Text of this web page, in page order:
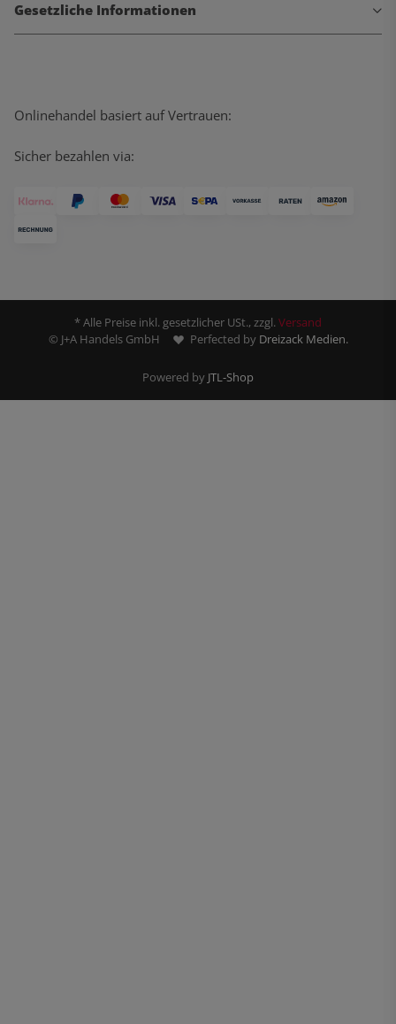
Gesetzliche Informationen
Onlinehandel basiert auf Vertrauen:
Sicher bezahlen via:
* Alle Preise inkl. gesetzlicher USt., zzgl.Versand
© J+A Handels GmbH
Perfected by Dreizack Medien.
Powered by JTL-Shop